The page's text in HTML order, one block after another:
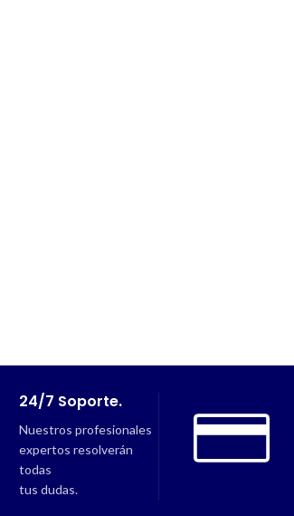
24/7 Soporte.
Nuestros profesionales
expertos resolverán
todas
tus dudas.